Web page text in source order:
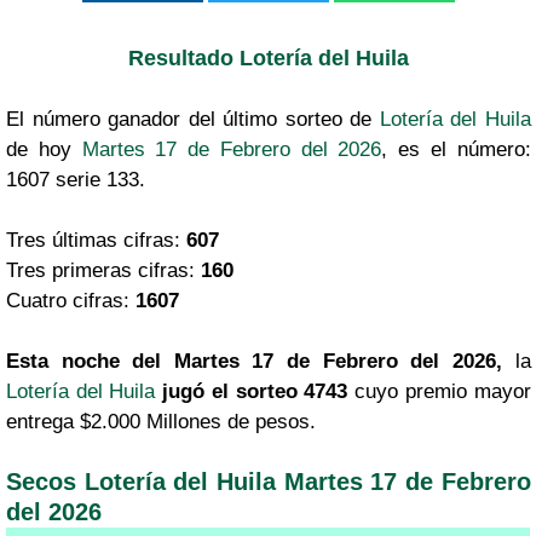
Resultado Lotería del Huila
El número ganador del último sorteo de Lotería del Huila
de hoy Martes 17 de Febrero del 2026, es el número:
1607 serie 133.
Tres últimas cifras: 607
Tres primeras cifras: 160
Cuatro cifras: 1607
Esta noche del Martes 17 de Febrero del 2026, la
Lotería del Huila jugó el sorteo 4743 cuyo premio mayor
entrega $2.000 Millones de pesos.
Secos Lotería del Huila Martes 17 de Febrero
del 2026